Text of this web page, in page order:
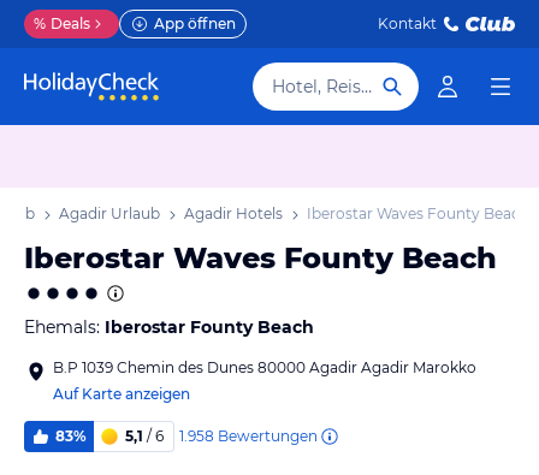
% Deals App öffnen Kontakt
Hotel, Reiseziel
Agadir Urlaub Agadir Hotels Iberostar Waves Founty Beach
Iberostar Waves Founty Beach
Ehemals: Iberostar Founty Beach
B.P 1039 Chemin des Dunes 80000 Agadir Agadir Marokko
Auf Karte anzeigen
83% 5,1 / 6 1.958 Bewertungen